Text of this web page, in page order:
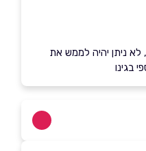
ניתן יהיה לממש את
בגינו